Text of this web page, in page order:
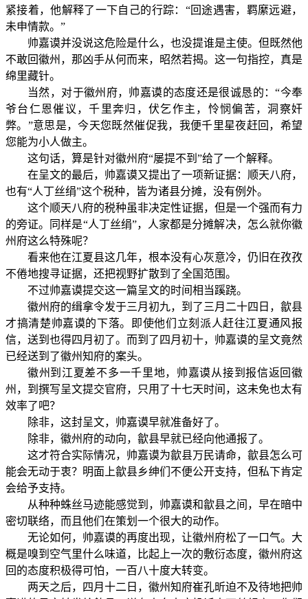
紧接着，他解释了一下自己的行踪：“回途遇害，羁縻远避，
未申情款。”
帅嘉谟并没说这危险是什么，也没提谁是主使。但既然他
不敢回徽州，那凶手从何而来，昭然若揭。这一句指控，真是
绵里藏针。
当然，对于徽州府，帅嘉谟的态度还是很诚恳的：“今奉
爷台仁恩催议，千里奔归，伏乞作主，怜悯偏苦，洞察奸
弊。”意思是，今天您既然催促我，我便千里星夜赶回，希望
您能为小人做主。
这句话，算是针对徽州府“屡提不到”给了一个解释。
在呈文的最后，帅嘉谟又提出了一项新证据：顺天八府，
也有“人丁丝绢”这个税种，皆为诸县分摊，没有例外。
这个顺天八府的税种虽非决定性证据，但是一个强而有力
的旁证。同样是“人丁丝绢”，人家都是分摊解决，怎么就你徽
州府这么特殊呢？
看来他在江夏县这几年，根本没有心灰意冷，仍旧在孜孜
不倦地搜寻证据，还把视野扩散到了全国范围。
不过帅嘉谟提交这一篇呈文的时间相当蹊跷。
徽州府的缉拿令发于三月初九，到了三月二十四日，歙县
才搞清楚帅嘉谟的下落。即使他们立刻派人赶往江夏通风报
信，送到也得四月初了。而到了四月初十，帅嘉谟的呈文竟然
已经送到了徽州知府的案头。
徽州到江夏差不多一千里地，帅嘉谟从接到报信返回徽
州，到撰写呈文提交官府，只用了十七天时间，这未免也太有
效率了吧？
除非，这封呈文，帅嘉谟早就准备好了。
除非，徽州府的动向，歙县早就已经向他通报了。
这才符合实际情况，帅嘉谟为歙县万民请命，歙县怎么可
能会无动于衷？明面上歙县乡绅们不便公开支持，但私下肯定
会给予支持。
从种种蛛丝马迹能感觉到，帅嘉谟和歙县之间，早在暗中
密切联络，而且他们在策划一个很大的动作。
无论如何，帅嘉谟的再度出现，让徽州府松了一口气。大
概是嗅到空气里什么味道，比起上一次的敷衍态度，徽州府这
回的态度积极得可怕，一百八十度大转变。
两天之后，四月十二日，徽州知府崔孔昕迫不及待地把帅